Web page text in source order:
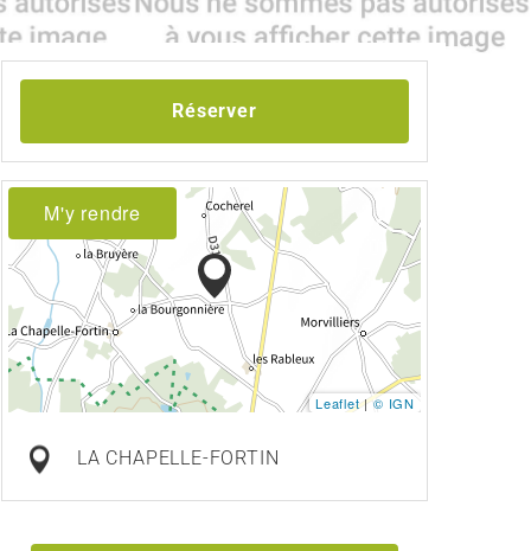
Réserver
M'y rendre
Leaflet|© IGN
LA CHAPELLE-FORTIN